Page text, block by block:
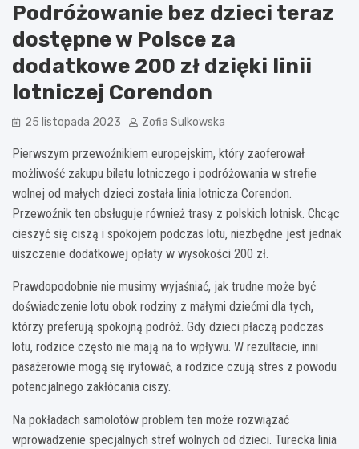
Podróżowanie bez dzieci teraz
dostępne w Polsce za
dodatkowe 200 zł dzięki linii
lotniczej Corendon
25 listopada 2023 Zofia Sulkowska
Pierwszym przewoźnikiem europejskim, który zaoferował
możliwość zakupu biletu lotniczego i podróżowania w strefie
wolnej od małych dzieci została linia lotnicza Corendon.
Przewoźnik ten obsługuje również trasy z polskich lotnisk. Chcąc
cieszyć się ciszą i spokojem podczas lotu, niezbędne jest jednak
uiszczenie dodatkowej opłaty w wysokości 200 zł.
Prawdopodobnie nie musimy wyjaśniać, jak trudne może być
doświadczenie lotu obok rodziny z małymi dziećmi dla tych,
którzy preferują spokojną podróż. Gdy dzieci płaczą podczas
lotu, rodzice często nie mają na to wpływu. W rezultacie, inni
pasażerowie mogą się irytować, a rodzice czują stres z powodu
potencjalnego zakłócania ciszy.
Na pokładach samolotów problem ten może rozwiązać
wprowadzenie specjalnych stref wolnych od dzieci. Turecka linia